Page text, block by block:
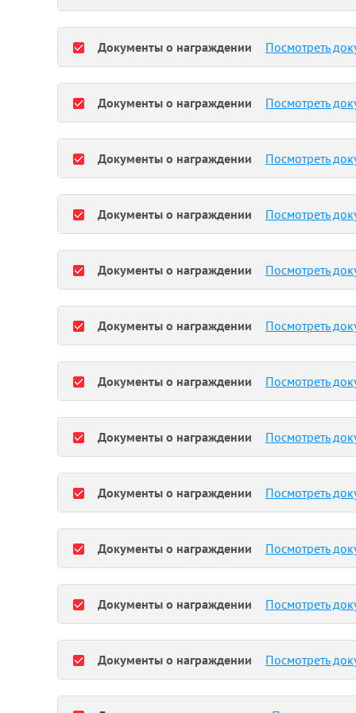
Документы о награждении Посмотреть
Документы о награждении Посмотреть
Документы о награждении Посмотреть
Документы о награждении Посмотреть
Документы о награждении Посмотреть
Документы о награждении Посмотреть
Документы о награждении Посмотреть
Документы о награждении Посмотреть
Документы о награждении Посмотреть
Документы о награждении Посмотреть
Документы о награждении Посмотреть
Документы о награждении Посмотреть